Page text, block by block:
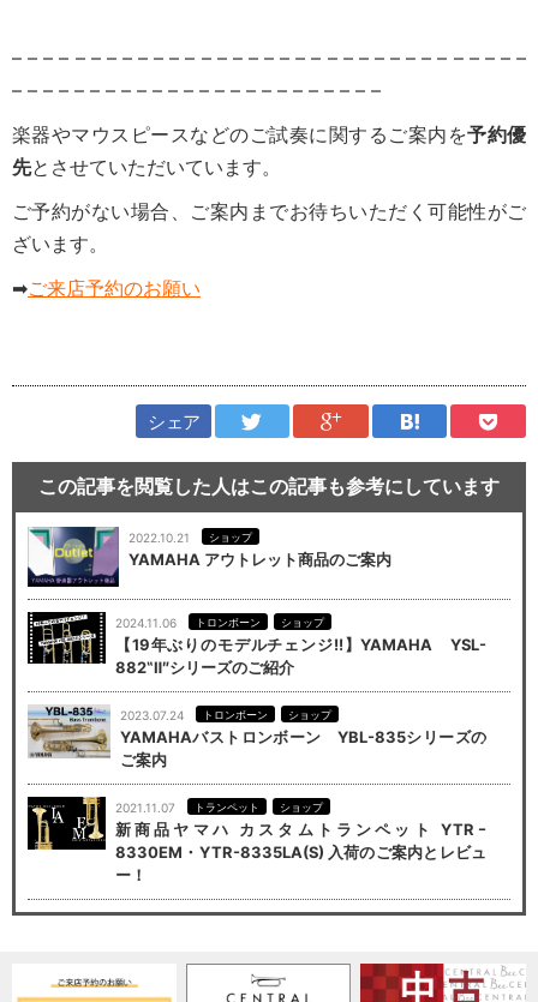
– – – – – – – – – – – – – – – – – – – – – – – – – – – – – – – – –
– – – – – – – – – – – – – – – – – – – – – – – –
楽器やマウスピースなどのご試奏に関するご案内を予約優
先とさせていただいています。
ご予約がない場合、ご案内までお待ちいただく可能性がご
ざいます。
➡ご来店予約のお願い
シェア
この記事を閲覧した人はこの記事も参考にしています
2022.10.21 ショップ
YAMAHA アウトレット商品のご案内
2024.11.06 トロンボーン ショップ
【19年ぶりのモデルチェンジ!!】YAMAHA YSL-
882‟Ⅱ″シリーズのご紹介
2023.07.24 トロンボーン ショップ
YAMAHAバストロンボーン YBL-835シリーズの
ご案内
2021.11.07 トランペット ショップ
新商品ヤマハ カスタムトランペット YTRｰ
8330EM・YTR-8335LA(S) 入荷のご案内とレビュ
ー！